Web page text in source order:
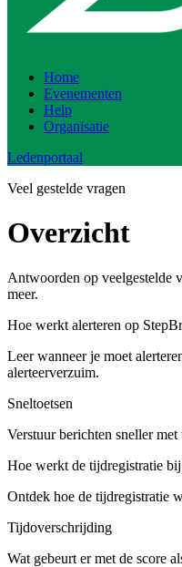
Home
Evenementen
Help
Organisatie
Ledenportaal
Veel gestelde vragen
Overzicht
Antwoorden op veelgestelde
meer.
Hoe werkt alerteren op
Leer wanneer je moet
alerteerverzuim.
Sneltoetsen
Verstuur berichten sneller met
Hoe werkt de tijdregistratie
Ontdek hoe de tijdregistratie
Tijdoverschrijding
Wat gebeurt er met de score